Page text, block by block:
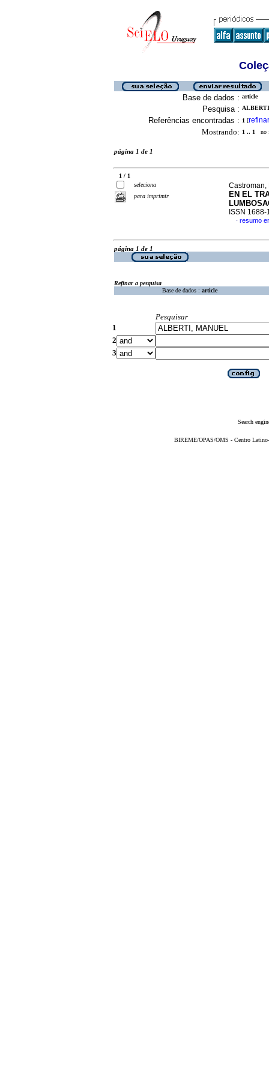
Base de dados : article
Pesquisa :
Referências encontradas : 1 [refinar
Mostrando: 1 .. 1 no
página 1 de 1
1 / 1
seleciona
para imprimir
EN EL
ISSN 1688-
· resumo
página 1 de 1
Refinar a pesquisa
Base de dados : article
Pesquisar
1
2
3
Search
BIREME/OPAS/OMS - Centro Latino-